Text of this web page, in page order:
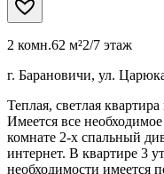
2 комн.62 м²2/7 этаж
г. Барановичи, ул.
Теплая, светлая
Имеется все
комнате 2-х спальный
интернет. В квартире 3
необходимости имеется